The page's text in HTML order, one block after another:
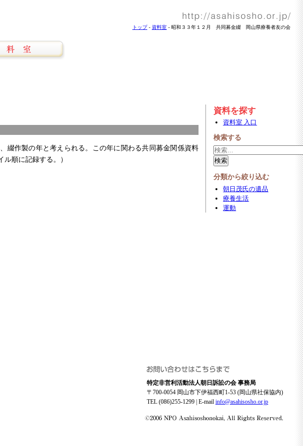
トップ- 資料室 - 昭和３３年１２月 共同募金綴 岡山県療養者友の会
綴作製の年と考えられる。この年に関わる共同募金関係資料
順に記録する。）
資料を探す
資料室 入口
検索する
分類から絞り込む
朝日茂氏の遺品
療養生活
運動
特定非営利活動法人朝日訴訟の会 事務局
〒700-0054 岡山市下伊福西町1-53 (岡山県社保協内)
TEL (086)255-1299 | E-mail info@asahisosho.or.jp